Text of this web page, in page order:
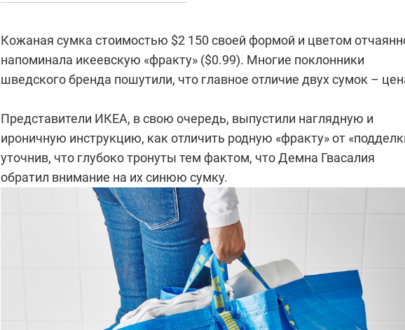
Кожаная сумка стоимостью $2 150 своей формой и цветом
напоминала икеевскую «фракту» ($0.99). Многие поклонники
шведского бренда пошутили, что главное отличие двух сумок –
Представители ИКЕА, в свою очередь, выпустили наглядную и
ироничную инструкцию, как отличить родную «фракту» от
уточнив, что глубоко тронуты тем фактом, что Демна Гвасалия
обратил внимание на их синюю сумку.